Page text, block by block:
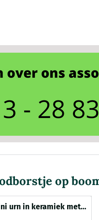
op
urn in keramiek met